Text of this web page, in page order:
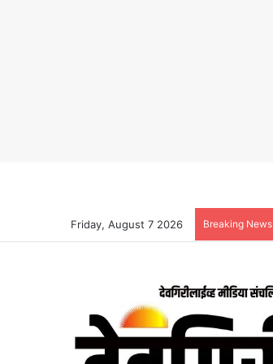
Friday, August 7 2026 Breaking News